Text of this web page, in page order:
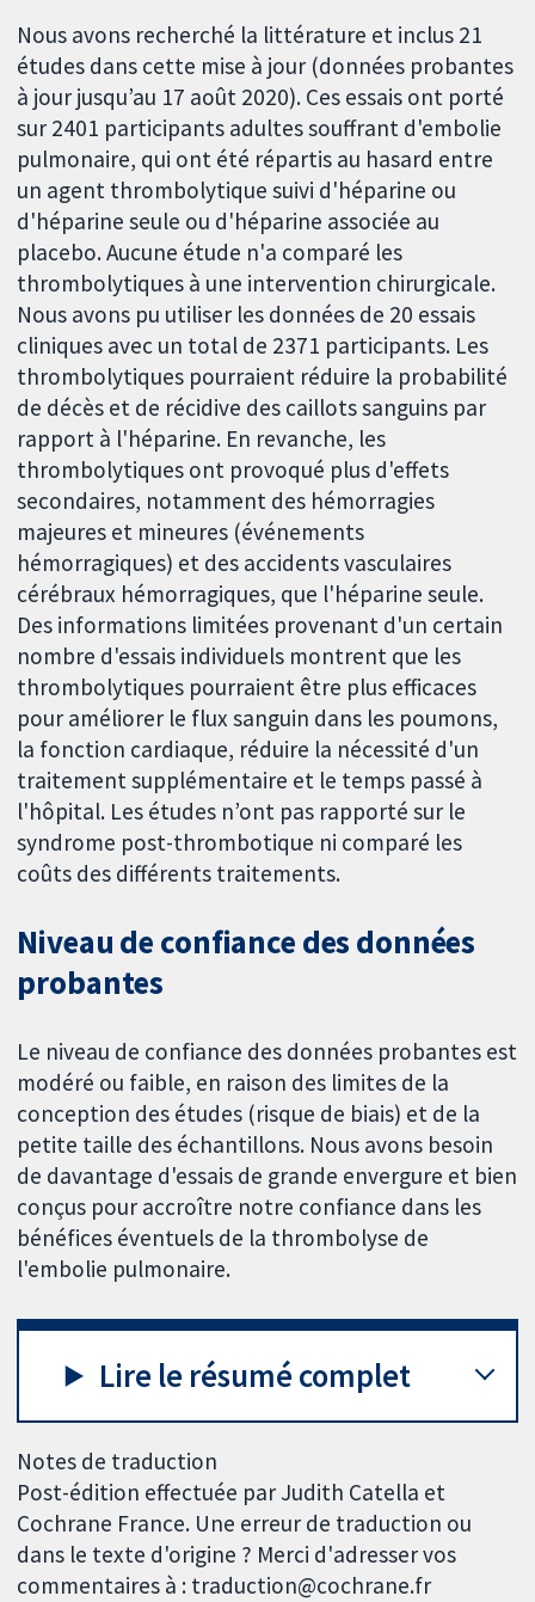
Nous avons recherché la littérature et inclus 21
études dans cette mise à jour (données probantes
à jour jusqu’au 17 août 2020). Ces essais ont porté
sur 2401 participants adultes souffrant d'embolie
pulmonaire, qui ont été répartis au hasard entre
un agent thrombolytique suivi d'héparine ou
d'héparine seule ou d'héparine associée au
placebo. Aucune étude n'a comparé les
thrombolytiques à une intervention chirurgicale.
Nous avons pu utiliser les données de 20 essais
cliniques avec un total de 2371 participants. Les
thrombolytiques pourraient réduire la probabilité
de décès et de récidive des caillots sanguins par
rapport à l'héparine. En revanche, les
thrombolytiques ont provoqué plus d'effets
secondaires, notamment des hémorragies
majeures et mineures (événements
hémorragiques) et des accidents vasculaires
cérébraux hémorragiques, que l'héparine seule.
Des informations limitées provenant d'un certain
nombre d'essais individuels montrent que les
thrombolytiques pourraient être plus efficaces
pour améliorer le flux sanguin dans les poumons,
la fonction cardiaque, réduire la nécessité d'un
traitement supplémentaire et le temps passé à
l'hôpital. Les études n’ont pas rapporté sur le
syndrome post-thrombotique ni comparé les
coûts des différents traitements.
Niveau de confiance des données
probantes
Le niveau de confiance des données probantes est
modéré ou faible, en raison des limites de la
conception des études (risque de biais) et de la
petite taille des échantillons. Nous avons besoin
de davantage d'essais de grande envergure et bien
conçus pour accroître notre confiance dans les
bénéfices éventuels de la thrombolyse de
l'embolie pulmonaire.
Lire le résumé complet
Notes de traduction
Post-édition effectuée par Judith Catella et
Cochrane France. Une erreur de traduction ou
dans le texte d'origine ? Merci d'adresser vos
commentaires à : traduction@cochrane.fr